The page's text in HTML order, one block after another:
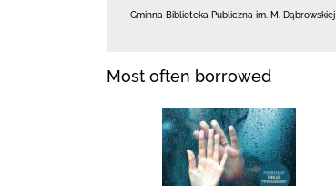
Gminna Biblioteka Publiczna im. M. Dąbrowskiej
Most often borrowed